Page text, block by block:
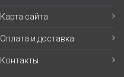
Карта сайта
Оплата и доставка
Контакты